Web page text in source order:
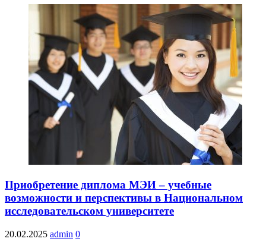
Приобретение диплома МЭИ – учебные
возможности и перспективы в Национальном
исследовательском университете
20.02.2025 admin 0